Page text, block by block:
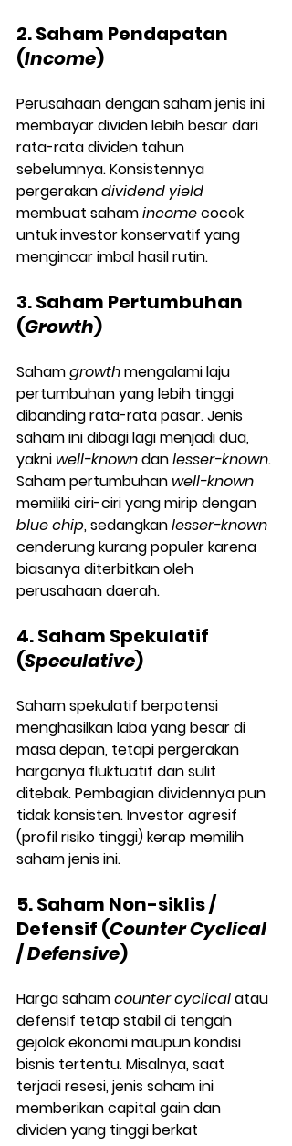
2. Saham Pendapatan
(Income)
Perusahaan dengan saham jenis ini
membayar dividen lebih besar dari
rata-rata dividen tahun
sebelumnya. Konsistennya
pergerakan dividend yield
membuat saham income cocok
untuk investor konservatif yang
mengincar imbal hasil rutin.
3. Saham Pertumbuhan
(Growth)
Saham growth mengalami laju
pertumbuhan yang lebih tinggi
dibanding rata-rata pasar. Jenis
saham ini dibagi lagi menjadi dua,
yakni well-known dan lesser-known.
Saham pertumbuhan well-known
memiliki ciri-ciri yang mirip dengan
blue chip, sedangkan lesser-known
cenderung kurang populer karena
biasanya diterbitkan oleh
perusahaan daerah.
4. Saham Spekulatif
(Speculative)
Saham spekulatif berpotensi
menghasilkan laba yang besar di
masa depan, tetapi pergerakan
harganya fluktuatif dan sulit
ditebak. Pembagian dividennya pun
tidak konsisten. Investor agresif
(profil risiko tinggi) kerap memilih
saham jenis ini.
5. Saham Non-siklis /
Defensif (Counter Cyclical
/ Defensive)
Harga saham counter cyclical atau
defensif tetap stabil di tengah
gejolak ekonomi maupun kondisi
bisnis tertentu. Misalnya, saat
terjadi resesi, jenis saham ini
memberikan capital gain dan
dividen yang tinggi berkat